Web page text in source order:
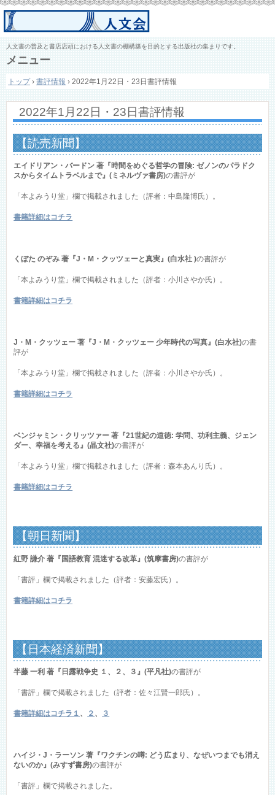
人文書の普及と書店店頭における人文書の棚構築を目的とする出版社の集まりです。
メニュー
ン
ン
へ
ス
キ
トップ › 書評情報 › 2022年1月22日・23日書評情報
2022年1月22日・23日書評情報
【読売新聞】
エイドリアン・バードン 著『時間をめぐる哲学の冒険: ゼノンのパラドク
スからタイムトラベルまで』(ミネルヴァ書房)の書評が
「本よみうり堂」欄で掲載されました（評者：中島隆博氏）。
書籍詳細はコチラ
くぼた のぞみ 著『J・M・クッツェーと真実』(白水社 )の書評が
「本よみうり堂」欄で掲載されました（評者：小川さやか氏）。
書籍詳細はコチラ
J・M・クッツェー 著『J・M・クッツェー 少年時代の写真』(白水社)の書
評が
「本よみうり堂」欄で掲載されました（評者：小川さやか氏）。
書籍詳細はコチラ
ベンジャミン・クリッツァー 著『21世紀の道徳: 学問、功利主義、ジェン
ダー、幸福を考える』(晶文社)の書評が
「本よみうり堂」欄で掲載されました（評者：森本あんり氏）。
書籍詳細はコチラ
【朝日新聞】
紅野 謙介 著『国語教育 混迷する改革』(筑摩書房)の書評が
「書評」欄で掲載されました（評者：安藤宏氏）。
書籍詳細はコチラ
【日本経済新聞】
半藤 一利 著『日露戦争史 １、２、３』(平凡社)の書評が
「書評」欄で掲載されました（評者：佐々江賢一郎氏）。
書籍詳細はコチラ１ 、 ２ 、 ３
ハイジ・J・ラーソン 著『ワクチンの噂: どう広まり、なぜいつまでも消え
ないのか』(みすず書房)の書評が
「書評」欄で掲載されました。